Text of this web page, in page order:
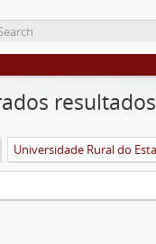
resultados